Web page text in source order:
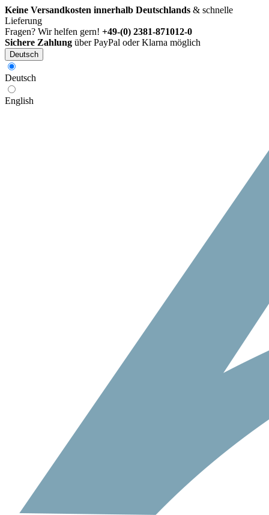
Keine Versandkosten innerhalb Deutschlands & schnelle
Lieferung
Fragen? Wir helfen gern! +49-(0) 2381-871012-0
Sichere Zahlung über PayPal oder Klarna möglich
Deutsch
Deutsch
English